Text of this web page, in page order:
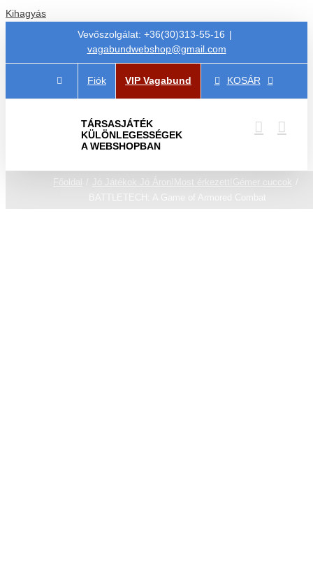
Kihagyás
Vevőszolgálat: +36(30)313-55-16 |
vagabundwebshop@gmail.com
Fiók VIP Vagabund KOSÁR
TÁRSASJÁTÉK
KÜLÖNLEGESSÉGEK
A WEBSHOPBAN
Főoldal Jó Játékok Jó Áron! Most érkezett!
Gémer cuccok
BATTLETECH: A Game of Armored Combat